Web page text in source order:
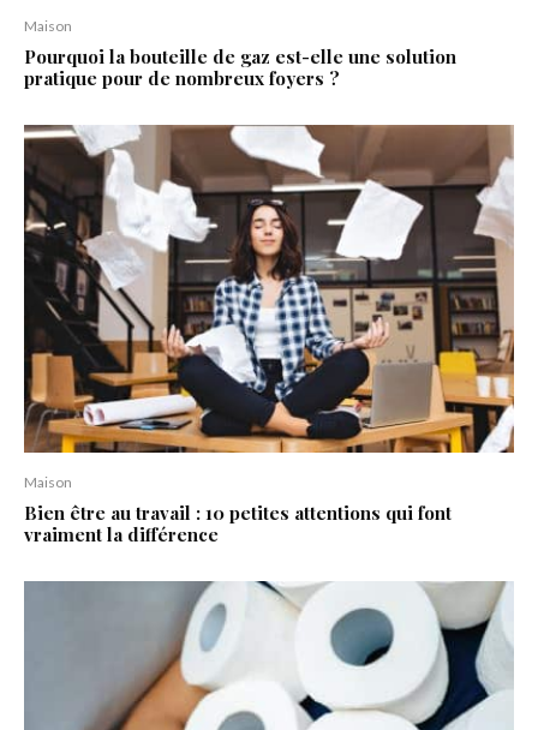
Maison
Pourquoi la bouteille de gaz est-elle une solution
pratique pour de nombreux foyers ?
Maison
Bien être au travail : 10 petites attentions qui font
vraiment la différence